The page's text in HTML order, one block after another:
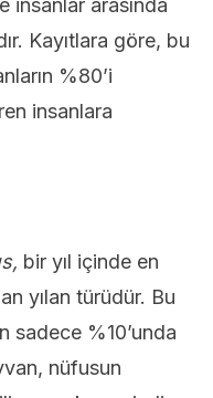
insanlar arasında
Kayıtlara göre, bu
%80’i
insanlara
bir yıl içinde en
yılan türüdür. Bu
sadece %10’unda
nüfusun